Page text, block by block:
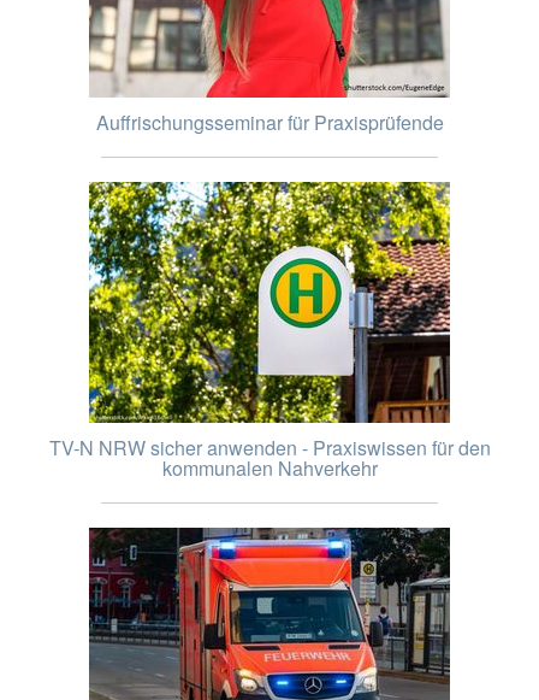
Auffrischungsseminar für Praxisprüfende
TV-N NRW sicher anwenden - Praxiswissen für den
kommunalen Nahverkehr